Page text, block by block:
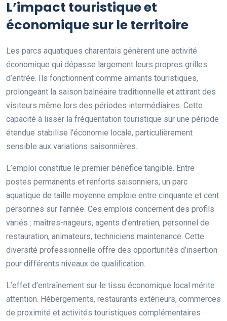
L’impact touristique et
économique sur le territoire
Les parcs aquatiques charentais génèrent une activité
économique qui dépasse largement leurs propres grilles
d’entrée. Ils fonctionnent comme aimants touristiques,
prolongeant la saison balnéaire traditionnelle et attirant des
visiteurs même lors des périodes intermédiaires. Cette
capacité à lisser la fréquentation touristique sur une période
étendue stabilise l’économie locale, particulièrement
sensible aux variations saisonnières.
L’emploi constitue le premier bénéfice tangible. Entre
postes permanents et renforts saisonniers, un parc
aquatique de taille moyenne emploie entre cinquante et cent
personnes sur l’année. Ces emplois concernent des profils
variés : maîtres-nageurs, agents d’entretien, personnel de
restauration, animateurs, techniciens maintenance. Cette
diversité professionnelle offre des opportunités d’insertion
pour différents niveaux de qualification.
L’effet d’entraînement sur le tissu économique local mérite
attention. Hébergements, restaurants extérieurs, commerces
de proximité et activités touristiques complémentaires